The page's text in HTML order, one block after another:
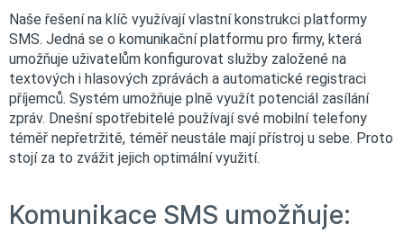
Naše řešení na klíč využívají vlastní konstrukci platformy
SMS. Jedná se o komunikační platformu pro firmy, která
umožňuje uživatelům konfigurovat služby založené na
textových i hlasových zprávách a automatické registraci
příjemců. Systém umožňuje plně využít potenciál zasílání
zpráv. Dnešní spotřebitelé používají své mobilní telefony
téměř nepřetržitě, téměř neustále mají přístroj u sebe. Proto
stojí za to zvážit jejich optimální využití.
Komunikace SMS umožňuje: